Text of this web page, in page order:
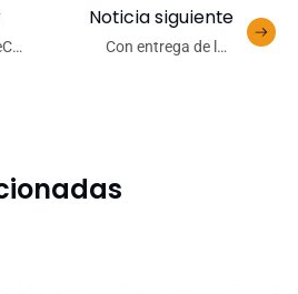
Noticia siguiente
Con entrega de las